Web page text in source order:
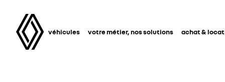
véhicules votre métier, nos solutions achat &